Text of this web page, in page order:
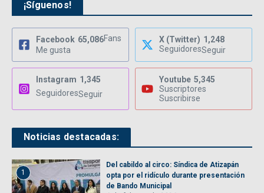
¡Síguenos!
Facebook 65,086Fans
Me gusta
X (Twitter) 1,248
SeguidoresSeguir
Instagram 1,345
SeguidoresSeguir
Youtube 5,345
Suscriptores
Suscribirse
Noticias destacadas:
1
Del cabildo al circo: Síndica de Atizapán
opta por el ridículo durante presentación
de Bando Municipal